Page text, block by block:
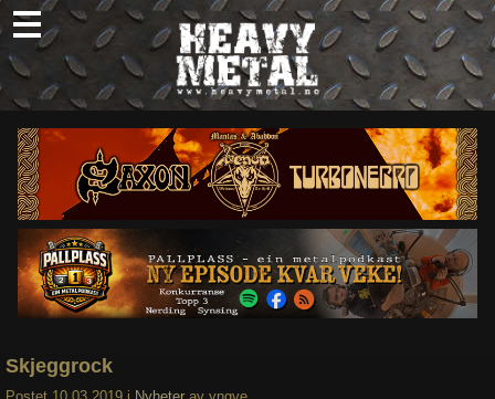
Skip
to
content
Nyheter
Omtaler
Intervjuer
Om oss
Abonner
Søk
Skjeggrock